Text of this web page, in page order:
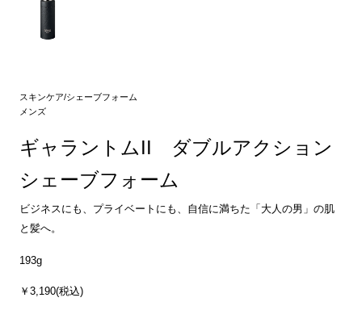
スキンケア/シェーブフォーム
メンズ
ギャラントムII ダブルアクション
シェーブフォーム
ビジネスにも、プライベートにも、自信に満ちた「大人の男」の肌
と髪へ。
193g
￥3,190(税込)